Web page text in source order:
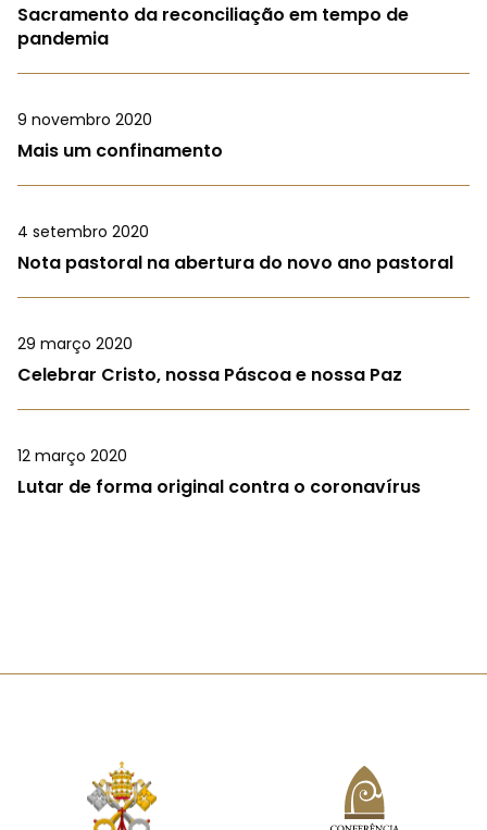
Sacramento da reconciliação em tempo de
pandemia
9 novembro 2020
Mais um confinamento
4 setembro 2020
Nota pastoral na abertura do novo ano pastoral
29 março 2020
Celebrar Cristo, nossa Páscoa e nossa Paz
12 março 2020
Lutar de forma original contra o coronavírus